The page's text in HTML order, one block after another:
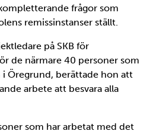
frågor som
remissinstanser ställt.
på SKB för
de närmare 40 personer som
i Öregrund, berättade hon att
arbete att besvara alla
som har arbetat med det